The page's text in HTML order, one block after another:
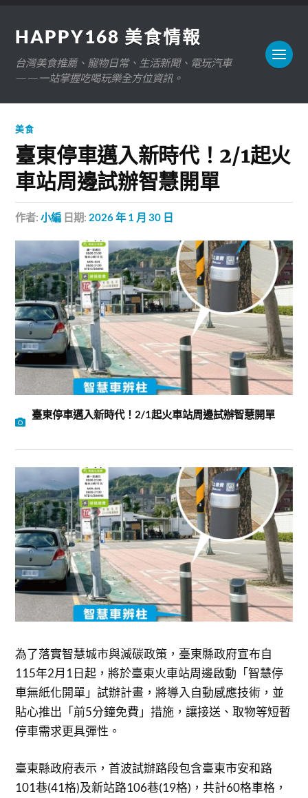
HAPPY168 美食情報
台灣美食推薦、寵物日常、生活新聞、電玩汽車
——一站掌握吃喝玩樂全方位資訊。
美食
臺東停車邁入新時代！2/1起火
車站周邊試辦智慧開單
作者:小編 日期: 2026 年 1 月 30 日
臺東停車邁入新時代！2/1起火車站周邊試辦智慧開單
為了落實智慧城市與減碳政策，臺東縣政府宣布自
115年2月1日起，將於臺東火車站周邊啟動「智慧停
車無紙化開單」試辦計畫，將導入自動感應技術，並
貼心推出「前5分鐘免費」措施，讓接送、取物等短暫
停車需求更具彈性。
臺東縣政府表示，首波試辦路段包含臺東市安和路
101巷(41格)及新站路106巷(19格)，共計60格車格，